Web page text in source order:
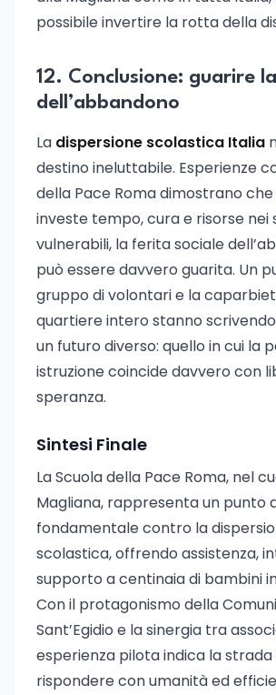
possibile invertire la rotta della
12. Conclusione: guarire
dell’abbandono
La dispersione scolastica Italia
destino ineluttabile. Esperienze
della Pace Roma dimostrano che
investe tempo, cura e risorse nei
vulnerabili, la ferita sociale
può essere davvero guarita. Un
gruppo di volontari e la
quartiere intero stanno
un futuro diverso: quello in cui la
istruzione coincide davvero con
speranza.
Sintesi Finale
La Scuola della Pace Roma, nel
Magliana, rappresenta un punto
fondamentale contro la
scolastica, offrendo assistenza,
supporto a centinaia di bambini
Con il protagonismo della
Sant’Egidio e la sinergia tra
esperienza pilota indica la
rispondere con umanità ed